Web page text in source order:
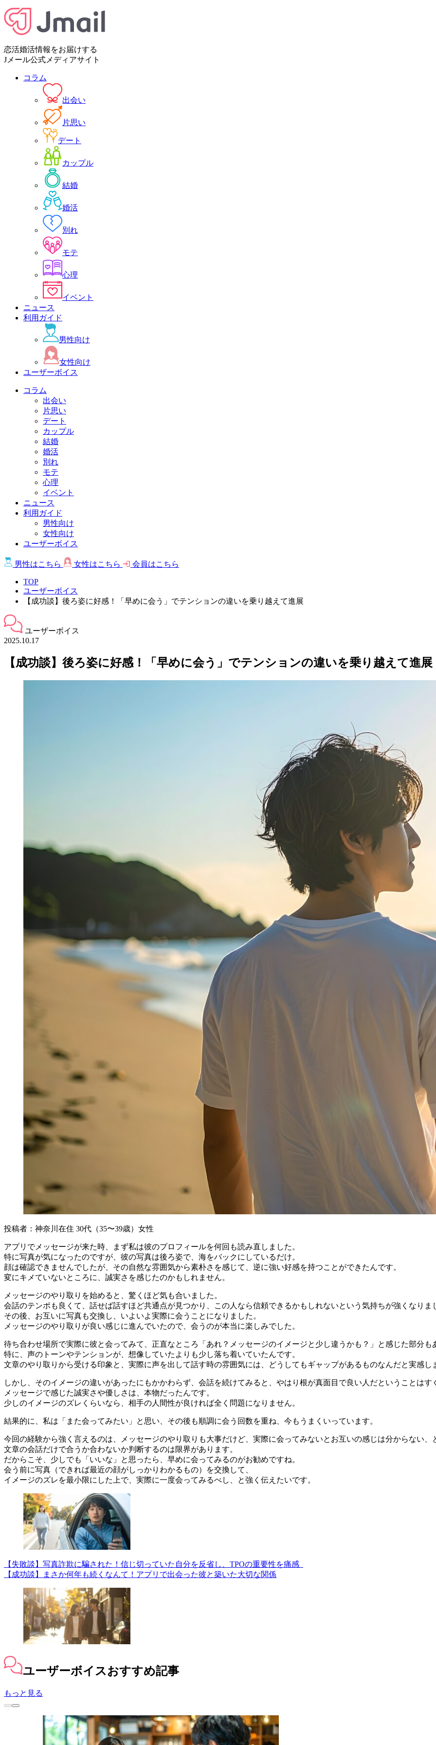
恋活婚活情報をお届けする
Jメール公式メディアサイト
コラム
出会い
片思い
デート
カップル
結婚
婚活
別れ
モテ
心理
イベント
ニュース
利用ガイド
男性向け
女性向け
ユーザーボイス
コラム
出会い
片思い
デート
カップル
結婚
婚活
別れ
モテ
心理
イベント
ニュース
利用ガイド
男性向け
女性向け
ユーザーボイス
男性はこちら 女性はこちら 会員はこちら
TOP
ユーザーボイス
【成功談】後ろ姿に好感！「早めに会う」でテンションの違いを乗り越えて進展
ユーザーボイス
2025.10.17
【成功談】後ろ姿に好感！「早めに会う」でテンションの違いを乗り越えて進展
投稿者：神奈川在住 30代（35〜39歳）女性
アプリでメッセージが来た時、まず私は彼のプロフィールを何回も読み直しました。
特に写真が気になったのですが、彼の写真は後ろ姿で、海をバックにしているだけ。
顔は確認できませんでしたが、その自然な雰囲気から素朴さを感じて、逆に強い好感を持つことができたんです。
変にキメていないところに、誠実さを感じたのかもしれません。
メッセージのやり取りを始めると、驚くほど気も合いました。
会話のテンポも良くて、話せば話すほど共通点が見つかり、この人なら信頼できるかもしれないという気持ちが強くなりま
その後、お互いに写真も交換し、いよいよ実際に会うことになりました。
メッセージのやり取りが良い感じに進んでいたので、会うのが本当に楽しみでした。
待ち合わせ場所で実際に彼と会ってみて、正直なところ「あれ？メッセージのイメージと少し違うかも？」と感じた部分も
特に、声のトーンやテンションが、想像していたよりも少し落ち着いていたんです。
文章のやり取りから受ける印象と、実際に声を出して話す時の雰囲気には、どうしてもギャップがあるものなんだと実感し
しかし、そのイメージの違いがあったにもかかわらず、会話を続けてみると、やはり根が真面目で良い人だということはす
メッセージで感じた誠実さや優しさは、本物だったんです。
少しのイメージのズレくらいなら、相手の人間性が良ければ全く問題になりません。
結果的に、私は「また会ってみたい」と思い、その後も順調に会う回数を重ね、今もうまくいっています。
今回の経験から強く言えるのは、メッセージのやり取りも大事だけど、実際に会ってみないとお互いの感じは分からない、
文章の会話だけで合うか合わないか判断するのは限界があります。
だからこそ、少しでも「いいな」と思ったら、早めに会ってみるのがお勧めですね。
会う前に写真（できれば最近の顔がしっかりわかるもの）を交換して、
イメージのズレを最小限にした上で、実際に一度会ってみるべし、と強く伝えたいです。
【失敗談】写真詐欺に騙された！信じ切っていた自分を反省し、TPOの重要性を痛感
【成功談】まさか何年も続くなんて！アプリで出会った彼と築いた大切な関係
ユーザーボイスおすすめ記事
もっと見る